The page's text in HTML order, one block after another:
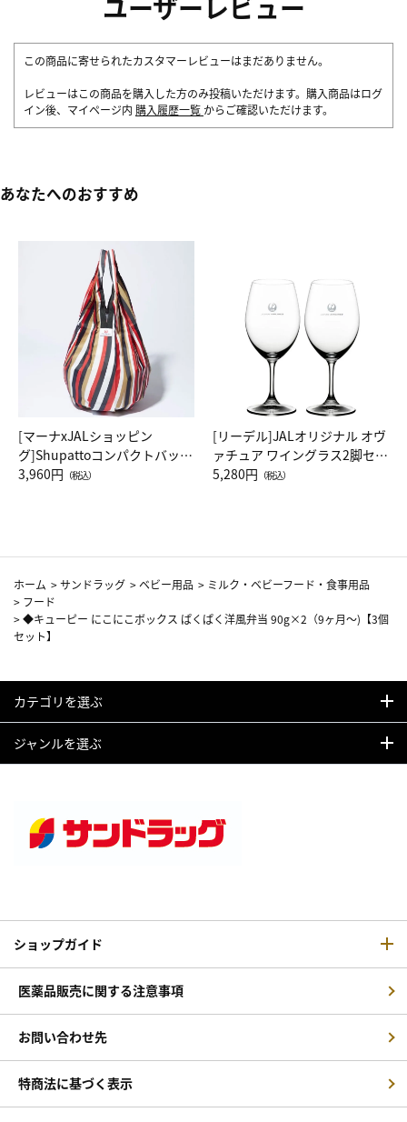
この商品に寄せられたカスタマーレビューはまだありません。
レビューはこの商品を購入した方のみ投稿いただけます。購入商品はログ
イン後、マイページ内 購入履歴一覧 からご確認いただけます。
あなたへのおすすめ
[マーナxJALショッピン
グ]Shupattoコンパクトバッグ
Drop JAL客室乗務員（LC）ス
3,960円 （税込）
[リーデル]JALオリジナル オヴ
ァチュア ワイングラス2脚セッ
ト（レッドワイン）
5,280円 （税込）
ホーム >サンドラッグ >ベビー用品 > ミルク・ベビーフード・食事用品
> フード
>◆キューピー にこにこボックス ぱくぱく洋風弁当 90g×2（9ヶ月～)【3個
セット】
カテゴリを選ぶ
ジャンルを選ぶ
ショップガイド
医薬品販売に関する注意事項
お問い合わせ先
特商法に基づく表示